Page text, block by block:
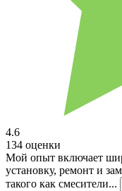
4.6
134 оценки
Мой опыт включает
установку, ремонт и
такого как смесители...